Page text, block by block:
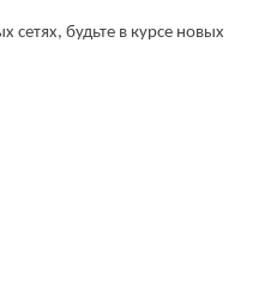
сетях, будьте в курсе новых